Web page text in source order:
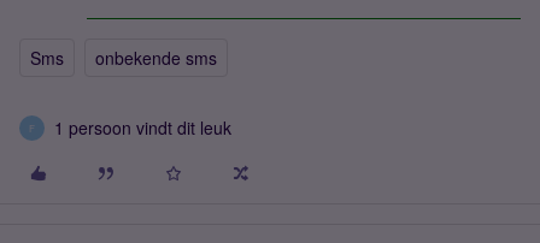
Sms onbekende sms
F 1 persoon vindt dit leuk